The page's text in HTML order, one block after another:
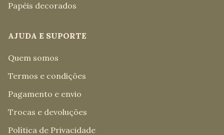
Papéis decorados
AJUDA E SUPORTE
Quem somos
Termos e condições
Pagamento e envio
Trocas e devoluções
Política de Privacidade